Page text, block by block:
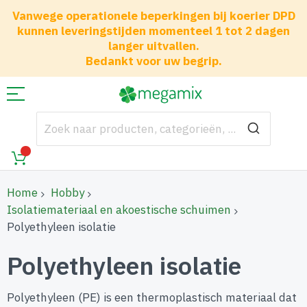
Vanwege operationele beperkingen bij koerier DPD
kunnen leveringstijden momenteel 1 tot 2 dagen
langer uitvallen.
Bedankt voor uw begrip.
Home
Hobby
Isolatiemateriaal en akoestische schuimen
Polyethyleen isolatie
Polyethyleen isolatie
Polyethyleen (PE) is een thermoplastisch materiaal dat